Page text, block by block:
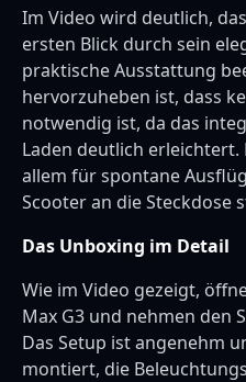
Im Video wird deutlich,
ersten Blick durch sein
praktische Ausstattung
hervorzuheben ist, dass
notwendig ist, da das
Laden deutlich erleichtert.
allem für spontane
Scooter an die Steckdose
Das Unboxing im Detail
Wie im Video gezeigt,
Max G3 und nehmen den
Das Setup ist angenehm
montiert, die